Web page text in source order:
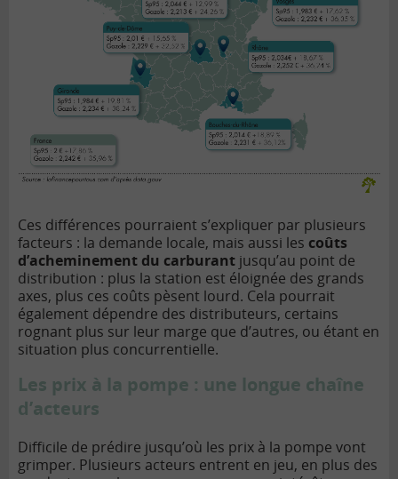
Ces différences pourraient s’expliquer par plusieurs
facteurs : la demande locale, mais aussi les coûts
d’acheminement du carburant jusqu’au point de
distribution : plus la station est éloignée des grands
axes, plus ces coûts pèsent lourd. Cela pourrait
également dépendre des distributeurs, certains
rognant plus sur leur marge que d’autres, ou étant en
situation plus concurrentielle.
Les prix à la pompe : une longue chaîne
d’acteurs
Difficile de prédire jusqu’où les prix à la pompe vont
grimper. Plusieurs acteurs entrent en jeu, en plus des